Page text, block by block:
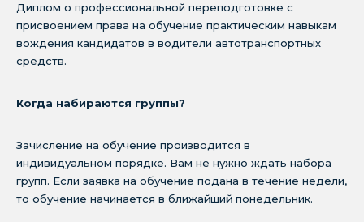
Диплом о профессиональной переподготовке с
присвоением права на обучение практическим навыкам
вождения кандидатов в водители автотранспортных
средств.
Когда набираются группы?
Зачисление на обучение производится в
индивидуальном порядке. Вам не нужно ждать набора
групп. Если заявка на обучение подана в течение недели,
то обучение начинается в ближайший понедельник.